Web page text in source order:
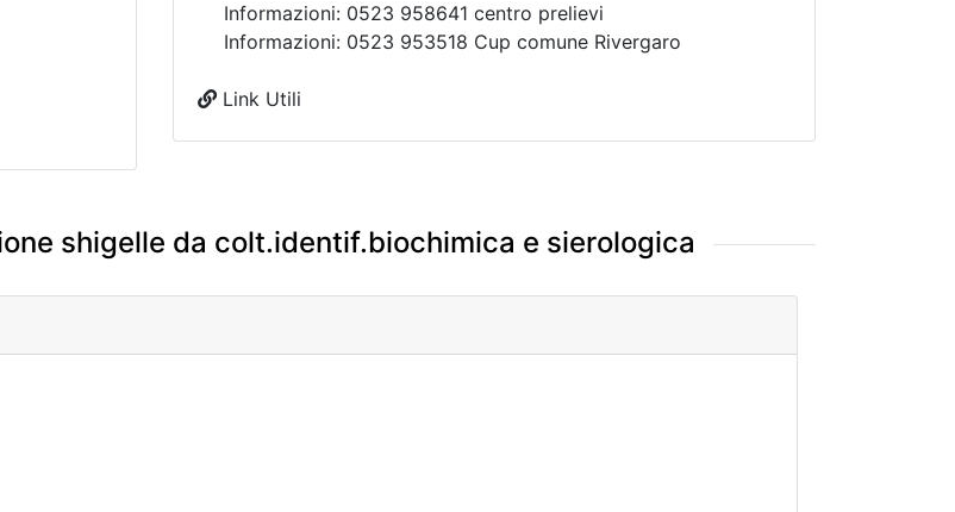
Informazioni: 0523 958641 centro prelievi
Informazioni: 0523 953518 Cup comune Rivergaro
Link Utili
shigelle da colt.identif.biochimica e sierologica